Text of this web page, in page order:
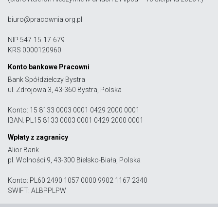
biuro@pracownia.org.pl
NIP 547-15-17-679
KRS 0000120960
Konto bankowe Pracowni
Bank Spółdzielczy Bystra
ul. Zdrojowa 3, 43-360 Bystra, Polska
Konto: 15 8133 0003 0001 0429 2000 0001
IBAN: PL15 8133 0003 0001 0429 2000 0001
Wpłaty z zagranicy
Alior Bank
pl. Wolności 9, 43-300 Bielsko-Biała, Polska
Konto: PL60 2490 1057 0000 9902 1167 2340
SWIFT: ALBPPLPW